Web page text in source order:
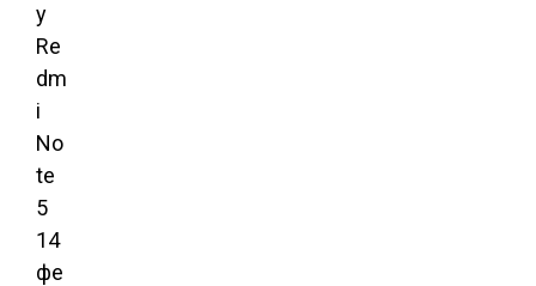
у
Re
dm
i
No
te
5
14
фе